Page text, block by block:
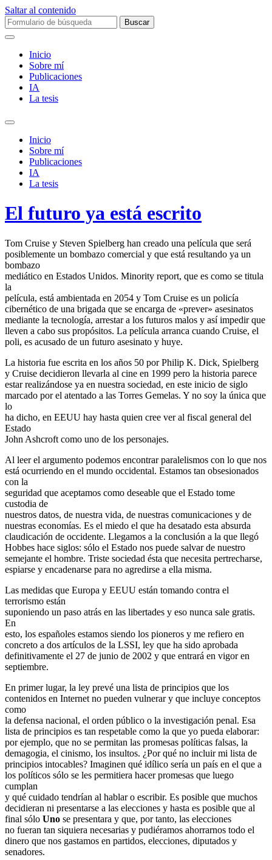
Saltar al contenido
Buscar:
Inicio
Sobre mí­
Publicaciones
IA
La tesis
Alternar
campo
búsqueda
Inicio
Sobre mí­
Publicaciones
IA
La tesis
El futuro ya está escrito
Tom Cruise y Steven Spielberg han creado una película que será
posiblemente un bombazo comercial y que está resultando ya un
bombazo
mediático en Estados Unidos. Minority report, que es como se titula
la
película, está ambientada en 2054 y Tom Cruise es un policía
cibernético de una brigada que se encarga de «prever» asesinatos
mediante la tecnología, arrestar a los futuros malos y así­ impedir que
lleven a cabo sus propósitos. La pelí­cula arranca cuando Cruise, el
poli, es acusado de un futuro asesinato y huye.
La historia fue escrita en los años 50 por Philip K. Dick, Spielberg
y Cruise decidieron llevarla al cine en 1999 pero la historia parece
estar realizándose ya en nuestra sociedad, en este inicio de siglo
marcado por el atentado a las Torres Gemelas. Y no soy la única que
lo
ha dicho, en EEUU hay hasta quien cree ver al fiscal general del
Estado
John Ashcroft como uno de los personajes.
Al leer el argumento podemos encontrar paralelismos con lo que nos
está ocurriendo en el mundo occidental. Estamos tan obsesionados
con la
seguridad que aceptamos como deseable que el Estado tome
custodia de
nuestros datos, de nuestra vida, de nuestras comunicaciones y de
nuestras economías. Es el miedo el que ha desatado esta absurda
claudicación de occidente. Llegamos a la conclusión a la que llegó
Hobbes hace siglos: sólo el Estado nos puede salvar de nuestro
semejante el hombre. Triste sociedad ésta que necesita pertrecharse,
espiarse y encadenarse para no agredirse a ella misma.
Las medidas que Europa y EEUU están tomando contra el
terrorismo están
suponiendo un paso atrás en las libertades y eso nunca sale gratis.
En
esto, los españoles estamos siendo los pioneros y me refiero en
concreto a dos artí­culos de la LSSI, ley que ha sido aprobada
definitivamente el 27 de junio de 2002 y que entrará en vigor en
septiembre.
En primer lugar, la ley prevé una lista de principios que los
contenidos en Internet no pueden vulnerar y que incluye conceptos
como
la defensa nacional, el orden público o la investigación penal. Esa
lista de principios es tan respetable como la que yo pueda elaborar:
por ejemplo, que no se permitan las promesas polí­ticas falsas, la
demagogia, el cinismo, los insultos. ¿Por qué no incluir mi lista de
principios intocables? Imaginen qué idí­lico serí­a un país en el que a
los polí­ticos sólo se les permitiera hacer promesas que luego
cumplan
y qué cuidado tendrí­an al hablar o escribir. Es posible que muchos
decidieran ni presentarse a las elecciones y hasta es posible que al
final sólo Uno se presentara y que, por tanto, las elecciones
no fueran tan siquiera necesarias y pudiéramos ahorrarnos todo el
dinero que nos gastamos en partidos, elecciones, diputados y
senadores.